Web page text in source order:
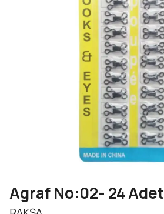
Agraf No:02- 24 Adet